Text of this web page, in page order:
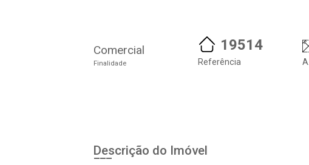
Comercial
Finalidade
19514
Referência
Descrição do Imóvel